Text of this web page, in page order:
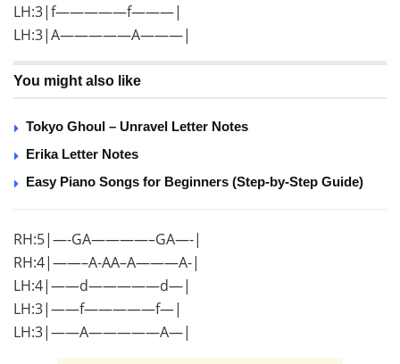
LH:3|f—————f———|
LH:3|A—————A———|
You might also like
Tokyo Ghoul – Unravel Letter Notes
Erika Letter Notes
Easy Piano Songs for Beginners (Step-by-Step Guide)
RH:5|—-GA————–GA—-|
RH:4|——–A-AA–A———A-|
LH:4|——d—————d—|
LH:3|——f—————f—|
LH:3|——A—————A—|